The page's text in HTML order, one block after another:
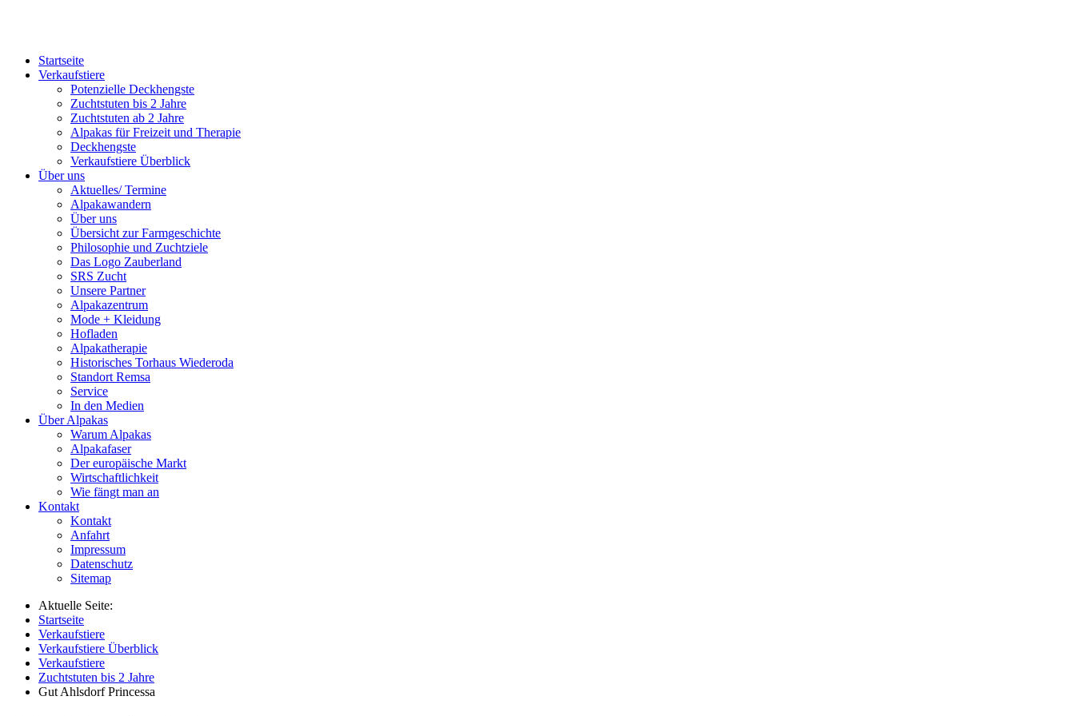
Startseite
Verkaufstiere
Po­ten­zi­elle Deckhengste
Zuchtstuten bis 2 Jahre
Zuchtstuten ab 2 Jahre
Alpakas für Freizeit und Therapie
Deckhengste
Verkaufstiere Überblick
Über uns
Aktuelles/ Termine
Alpakawandern
Über uns
Übersicht zur Farmgeschichte
Philosophie und Zuchtziele
Das Logo Zauberland
SRS Zucht
Unsere Partner
Alpakazentrum
Mode + Kleidung
Hofladen
Alpakatherapie
Historisches Torhaus Wiederoda
Standort Remsa
Service
In den Medien
Über Alpakas
Warum Alpakas
Alpakafaser
Der europäische Markt
Wirtschaftlichkeit
Wie fängt man an
Kontakt
Kontakt
Anfahrt
Impressum
Datenschutz
Sitemap
Aktuelle Seite:
Startseite
Verkaufstiere
Verkaufstiere Überblick
Verkaufstiere
Zuchtstuten bis 2 Jahre
Gut Ahlsdorf Princessa